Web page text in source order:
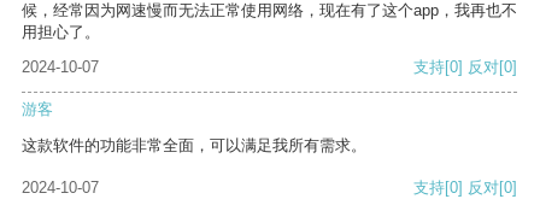
候，经常因为网速慢而无法正常使用网络，现在有了这个app，我再也不
用担心了。
2024-10-07
支持[0] 反对[0]
游客
这款软件的功能非常全面，可以满足我所有需求。
2024-10-07 支持[0] 反对[0]